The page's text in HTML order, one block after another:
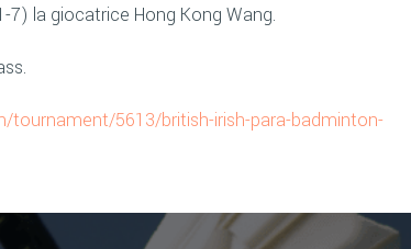
la giocatrice Hong Kong Wang.
5613/british-irish-para-badminton-